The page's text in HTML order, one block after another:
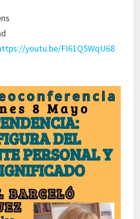
youtu.be/FI61Q5WqU68